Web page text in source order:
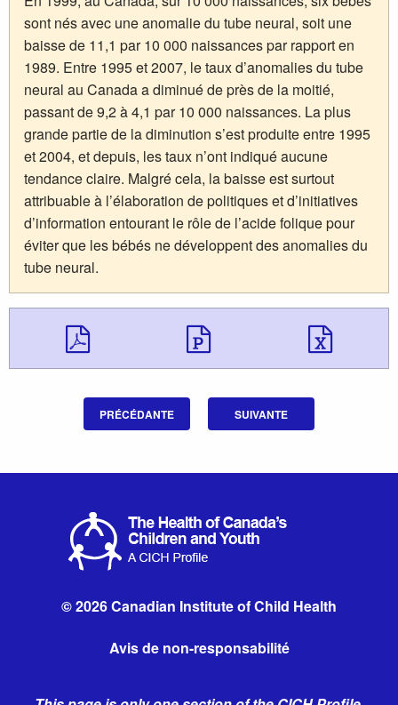
sont nés avec une anomalie du tube neural, soit une
baisse de 11,1 par 10 000 naissances par rapport en
1989. Entre 1995 et 2007, le taux d’anomalies du tube
neural au Canada a diminué de près de la moitié,
passant de 9,2 à 4,1 par 10 000 naissances. La plus
grande partie de la diminution s’est produite entre 1995
et 2004, et depuis, les taux n’ont indiqué aucune
tendance claire. Malgré cela, la baisse est surtout
attribuable à l’élaboration de politiques et d’initiatives
d’information entourant le rôle de l’acide folique pour
éviter que les bébés ne développent des anomalies du
tube neural.
TéléchargerTélécharger
PRÉCÉDANTE SUIVANTE
© 2026 Canadian Institute of Child Health
Avis de non-responsabilité